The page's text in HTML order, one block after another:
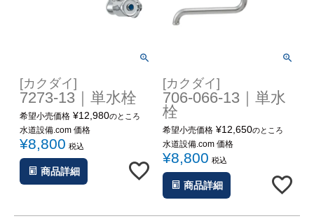
[カクダイ]
7273-13｜単水栓
希望小売価格 ¥12,980のところ
水道設備.com 価格
¥8,800 税込
商品詳細
[カクダイ]
706-066-13｜単水
栓
希望小売価格 ¥12,650のところ
水道設備.com 価格
¥8,800 税込
商品詳細